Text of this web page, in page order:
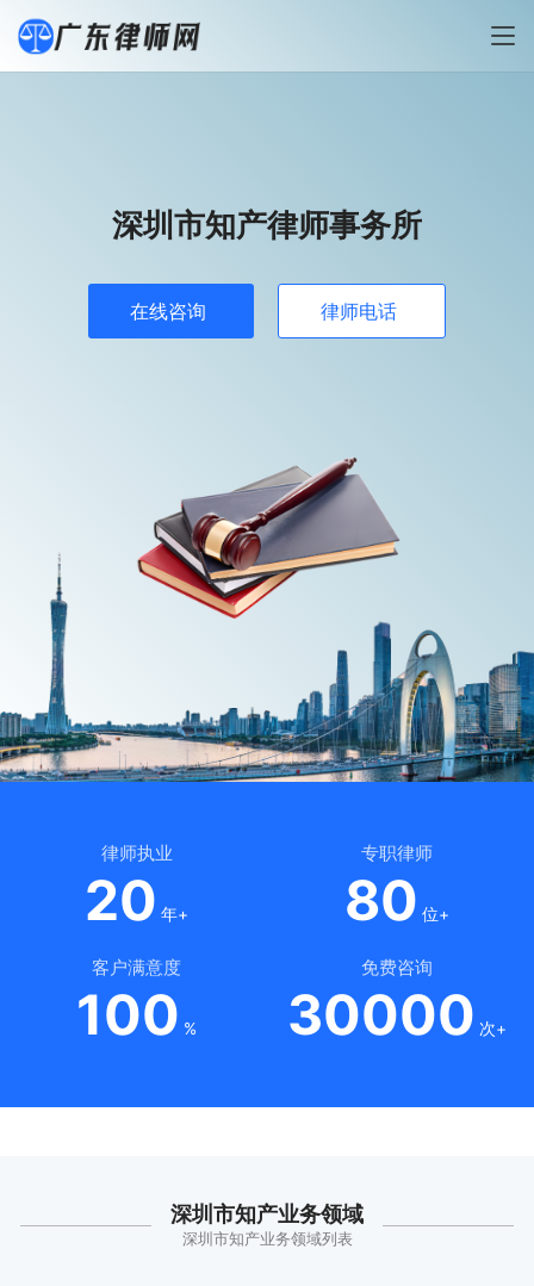
深圳市知产律师事务所
在线咨询 律师电话
律师执业
20 年+
专职律师
80 位+
客户满意度
100 %
免费咨询
30000 次+
深圳市知产业务领域
深圳市知产业务领域列表